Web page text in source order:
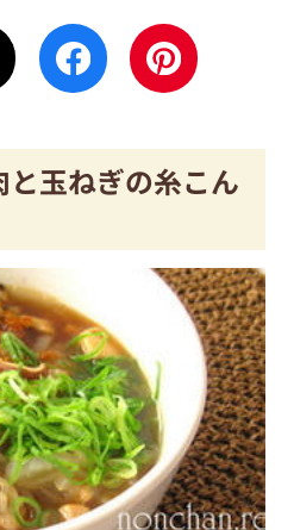
玉ねぎの糸こん